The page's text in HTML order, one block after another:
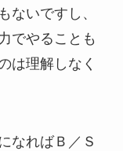
ないですし、
でやることも
は理解しなく
なればＢ／Ｓ